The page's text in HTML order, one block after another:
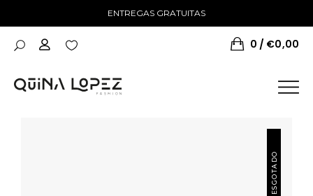
ENTREGAS GRATUITAS
0 €0,00
ESGOTADO